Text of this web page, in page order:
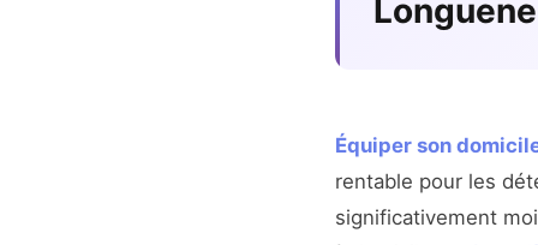
Équiper son
rentable pour les
significativement